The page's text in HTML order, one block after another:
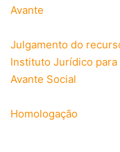
Avante
Julgamento do
Instituto Jurídico para
Avante Social
Homologação